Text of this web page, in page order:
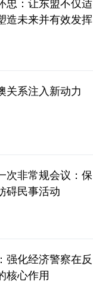
忠：让东盟不仅适
造未来并有效发挥
关系注入新动力
次非常规会议：保
碍民事活动
强化经济警察在反
核心作用